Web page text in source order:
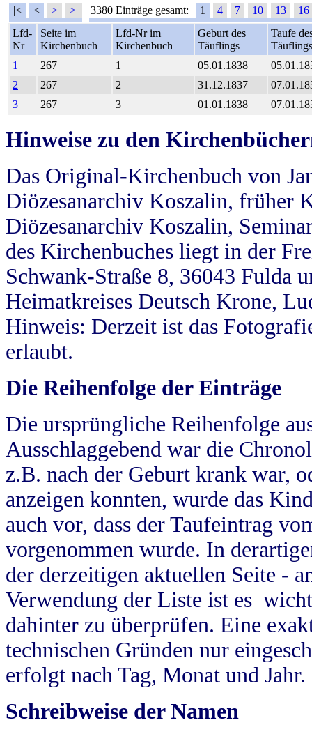
|< < > >| 3380 Einträge gesamt: 1 4 7 10 13
16
Lfd-
Nr
Seite im
Kirchenbuch
Lfd-Nr im
Kirchenbuch
Geburt des
Täuflings
Taufe
Täuflings
1
267 1 05.01.1838
2
267 2 31.12.1837
3
267 3 01.01.1838
Hinweise zu den
Das Original-Kirchenbuch von
Diözesanarchiv Koszalin, früher
Diözesanarchiv Koszalin,
des Kirchenbuches liegt in der
Schwank-Straße 8, 36043 Fulda
Heimatkreises Deutsch Krone,
Hinweis: Derzeit ist das
erlaubt.
Die Reihenfolge der Einträge
Die ursprüngliche Reihenfolge
Ausschlaggebend war die
z.B. nach der Geburt krank war,
anzeigen konnten, wurde das
auch vor, dass der Taufeintrag
vorgenommen wurde. In
der derzeitigen aktuellen Seite -
Verwendung der Liste ist es
dahinter zu überprüfen. Eine
technischen Gründen nur
erfolgt nach Tag, Monat und Jahr.
Schreibweise der Namen